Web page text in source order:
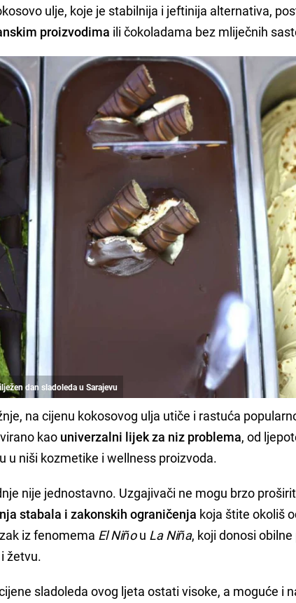
ulje, koje je stabilnija i jeftinija alternativa,
proizvodima ili čokoladama bez mliječnih
dan sladoleda u Sarajevu
na cijenu kokosovog ulja utiče i rastuća
kao univerzalni lijek za niz problema, od
u niši kozmetike i wellness proizvoda.
nije jednostavno. Uzgajivači ne mogu brzo
stabala i zakonskih ograničenja koja štite okoliš
iz fenomema El Niñou La Niña, koji donosi
žetvu.
sladoleda ovog ljeta ostati visoke, a moguće i